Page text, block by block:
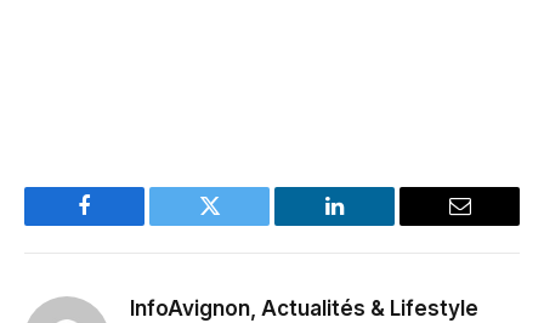
Facebook Twitter LinkedIn Email
InfoAvignon, Actualités & Lifestyle